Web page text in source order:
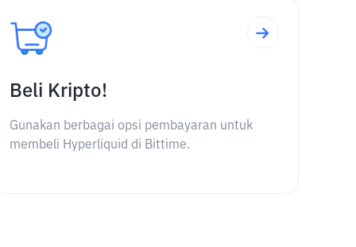
Beli Kripto!
Gunakan berbagai opsi pembayaran untuk
membeli Hyperliquid di Bittime.